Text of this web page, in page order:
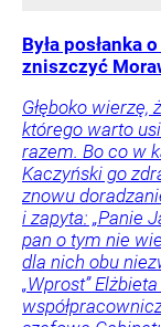
Była posłanka
zniszczyć
Głęboko
którego warto
razem. Bo co w
Kaczyński go
znowu
i zapyta: „Panie
pan o tym nie
dla nich obu
„Wprost”